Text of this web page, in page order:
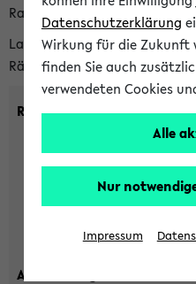
Raumanfragen:
Lassen Sie sich alle Räume
Räumen mit bestimmten
Raumkriterien:
max. Plätze:
Ausstattung:
Datenschutzerklärung
Wirkung für die Zukunft
finden Sie auch
verwendeten Cookies
Alle
Nur
Impressum